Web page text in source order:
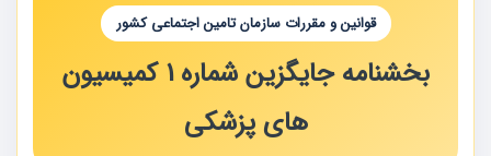
قوانین و مقررات سازمان تامین اجتماعی کشور
بخشنامه جایگزین شماره 1 کمیسیون
های پزشکی